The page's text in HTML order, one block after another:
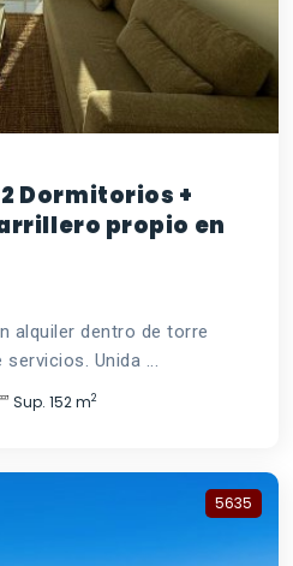
Dormitorios +
propio en
alquiler dentro de torre
Unida ...
Sup. 152 m2
5635